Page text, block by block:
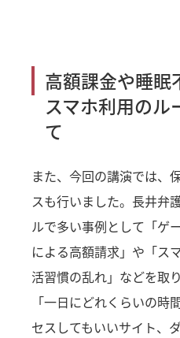
高額課金や睡眠
スマホ利用のル
て
また、今回の講演では、
スも行いました。長井弁
ルで多い事例として「ゲ
による高額請求」や「ス
活習慣の乱れ」などを取
「一日にどれくらいの時
セスしてもいいサイト、